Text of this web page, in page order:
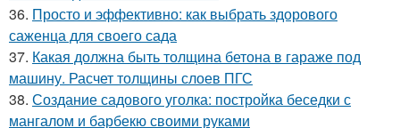
36. Просто и эффективно: как выбрать здорового
саженца для своего сада
37. Какая должна быть толщина бетона в гараже под
машину. Расчет толщины слоев ПГС
38. Создание садового уголка: постройка беседки с
мангалом и барбекю своими руками